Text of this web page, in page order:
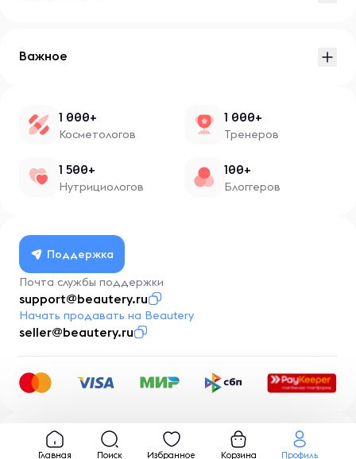
Важное
1 000+
Косметологов
1 000+
Тренеров
1 500+
Нутрициологов
100+
Блоггеров
Поддержка
Почта службы поддержки
support@beautery.ru
Начать продавать на Beautery
seller@beautery.ru
Разработка BusinessMentor.ru
Главная Поиск Избранное Корзина Профиль